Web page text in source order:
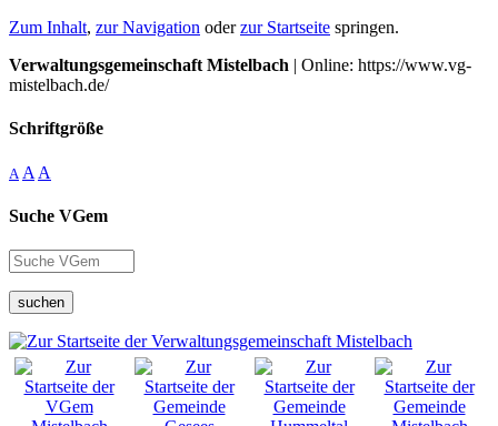
Zum Inhalt, zur Navigation oderzur Startseite springen.
Verwaltungsgemeinschaft Mistelbach | Online: https://www.vg-
mistelbach.de/
Schriftgröße
A A A
Suche VGem
suchen